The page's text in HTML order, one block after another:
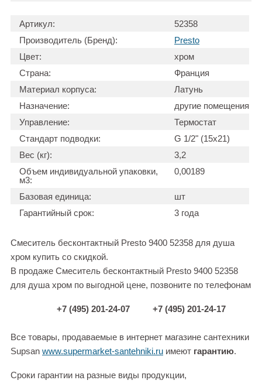
Артикул:
52358
Производитель (Бренд):
Presto
Цвет:
хром
Страна:
Франция
Материал корпуса:
Латунь
Назначение:
другие помещения
Управление:
Термостат
Стандарт подводки:
G 1/2" (15x21)
Вес (кг):
3,2
Объем индивидуальной упаковки,
м3:
0,00189
Базовая единица:
шт
Гарантийный срок:
3 года
Смеситель бесконтактный Presto 9400 52358 для душа
хром купить со скидкой.
В продаже Смеситель бесконтактный Presto 9400 52358
для душа хром по выгодной цене, позвоните по телефонам
+7 (495) 201-24-07 +7 (495) 201-24-17
Все товары, продаваемые в интернет магазине сантехники
Supsan www.supermarket-santehniki.ru имеют гарантию.
Сроки гарантии на разные виды продукции,